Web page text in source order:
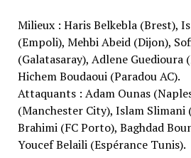
Milieux : Haris Belkebla (Brest),
(Empoli), Mehbi Abeid (Dijon),
(Galatasaray), Adlene
Hichem Boudaoui (Paradou AC).
Attaquants : Adam Ounas
(Manchester City), Islam Slimani
Brahimi (FC Porto), Baghdad
Youcef Belaili (Espérance Tunis).